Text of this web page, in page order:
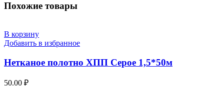
Похожие товары
В корзину
Добавить в избранное
Нетканое полотно ХПП Серое 1,5*50м
50.00 ₽